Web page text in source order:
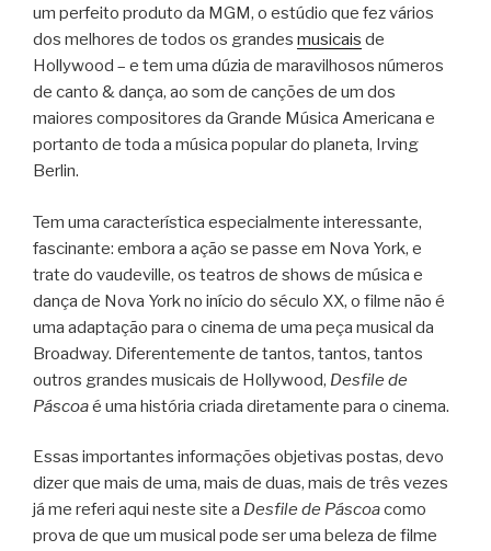
um perfeito produto da MGM, o estúdio que fez vários
dos melhores de todos os grandes musicais de
Hollywood – e tem uma dúzia de maravilhosos números
de canto & dança, ao som de canções de um dos
maiores compositores da Grande Música Americana e
portanto de toda a música popular do planeta, Irving
Berlin.
Tem uma característica especialmente interessante,
fascinante: embora a ação se passe em Nova York, e
trate do vaudeville, os teatros de shows de música e
dança de Nova York no início do século XX, o filme não é
uma adaptação para o cinema de uma peça musical da
Broadway. Diferentemente de tantos, tantos, tantos
outros grandes musicais de Hollywood, Desfile de
Páscoaé uma história criada diretamente para o cinema.
Essas importantes informações objetivas postas, devo
dizer que mais de uma, mais de duas, mais de três vezes
já me referi aqui neste site a Desfile de Páscoacomo
prova de que um musical pode ser uma beleza de filme